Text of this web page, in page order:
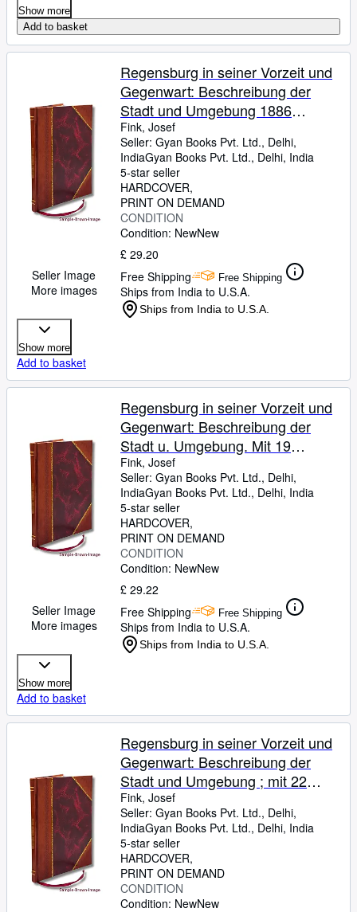
Show more
Add to basket
Seller Image
More images
Regensburg in seiner Vorzeit und
Gegenwart: Beschreibung der
Stadt und Umgebung 1886
[Leather Bound]
Fink, Josef
Seller: Gyan Books Pvt. Ltd., Delhi,
IndiaGyan Books Pvt. Ltd., Delhi, India
5-star seller
HARDCOVER
PRINT ON DEMAND
CONDITION
Condition: NewNew
£ 29.20
Free Shipping
Free Shipping
Ships from India to U.S.A.
Ships from India to U.S.A.
Show more
Add to basket
Seller Image
More images
Regensburg in seiner Vorzeit und
Gegenwart: Beschreibung der
Stadt u. Umgebung. Mit 19
Illustr.,e. Kärtchen u. Stadtpl. 1886
[Leather Bound]
Fink, Josef
Seller: Gyan Books Pvt. Ltd., Delhi,
IndiaGyan Books Pvt. Ltd., Delhi, India
5-star seller
HARDCOVER
PRINT ON DEMAND
CONDITION
Condition: NewNew
£ 29.22
Free Shipping
Free Shipping
Ships from India to U.S.A.
Ships from India to U.S.A.
Show more
Add to basket
Regensburg in seiner Vorzeit und
Gegenwart: Beschreibung der
Stadt und Umgebung ; mit 22
Abbildungen, 1 Kärtchen &
Stadtplan 1893 [Leather Bound]
Fink, Josef
Seller: Gyan Books Pvt. Ltd., Delhi,
IndiaGyan Books Pvt. Ltd., Delhi, India
5-star seller
HARDCOVER
PRINT ON DEMAND
CONDITION
Condition: NewNew